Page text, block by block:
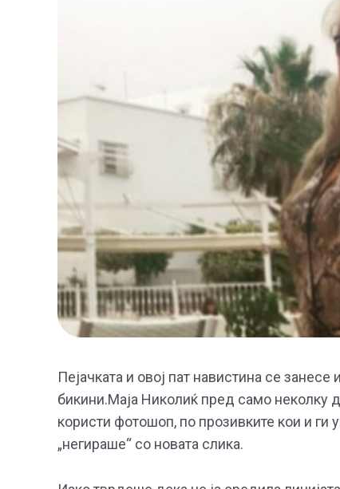
Пејачката и овој пат навистина се
бикини.Маја Николиќ пред само неколку
користи фотошоп, по прозивките кои и ги
„негираше“ со новата слика.